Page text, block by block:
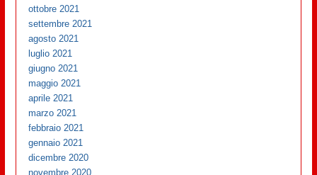
ottobre 2021
settembre 2021
agosto 2021
luglio 2021
giugno 2021
maggio 2021
aprile 2021
marzo 2021
febbraio 2021
gennaio 2021
dicembre 2020
novembre 2020